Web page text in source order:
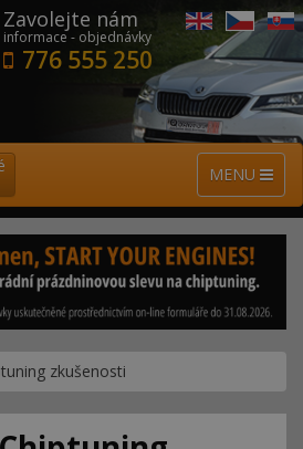
Zavolejte nám
informace - objednávky
776 555 250
MENU
zkušenosti